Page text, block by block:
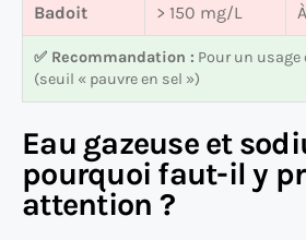
Badoit > 150 mg/L
✅ Recommandation : Pour un
(seuil « pauvre en sel »)
Eau gazeuse et
pourquoi faut-il y
attention ?